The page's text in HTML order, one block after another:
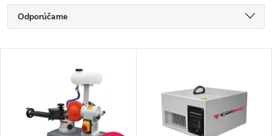
R
a
Odporúčame
Najpredávanejšie
Abecedne